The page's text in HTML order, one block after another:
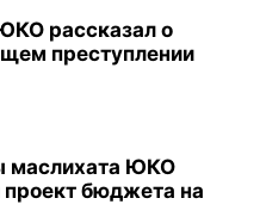
рассказал о
преступлении
маслихата ЮКО
проект бюджета на